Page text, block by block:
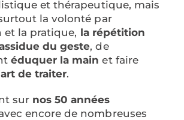
et thérapeutique, mais
la volonté par
et la pratique, la répétition
du geste, de
éduquer la main et faire
art de traiter.
sur nos 50 années
encore de nombreuses